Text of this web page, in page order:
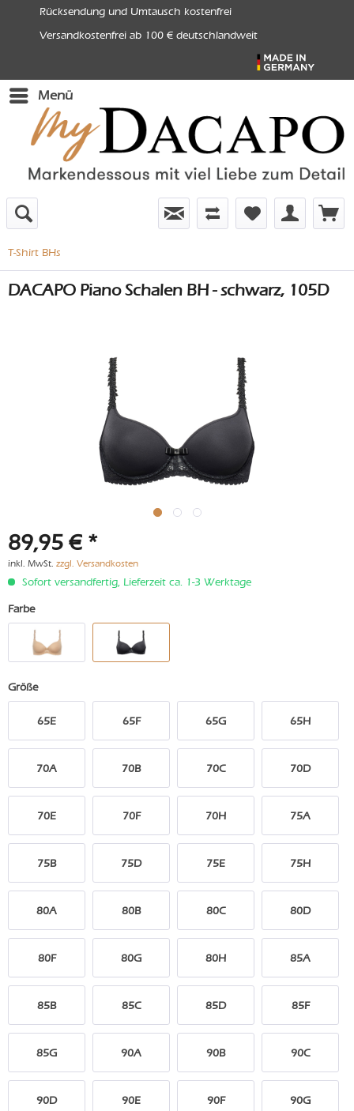
Rücksendung und Umtausch kostenfrei
Versandkostenfrei ab 100 € deutschlandweit
Menü
T-Shirt BHs
DACAPO Piano Schalen BH - schwarz, 105D
89,95 € *
inkl. MwSt. zzgl. Versandkosten
Sofort versandfertig, Lieferzeit ca. 1-3 Werktage
Farbe
Größe
65E 65F 65G 65H
70A 70B 70C 70D
70E 70F 70H 75A
75B 75D 75E 75H
80A 80B 80C 80D
80F 80G 80H 85A
85B 85C 85D 85F
85G 90A 90B 90C
90D 90E 90F 90G